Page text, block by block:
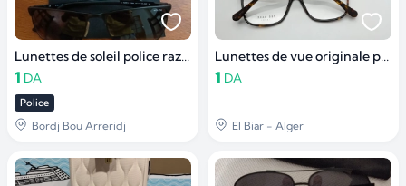
Lunettes de soleil police razor 4
1 DA
Police
Bordj Bou Arreridj
Lunettes de vue originale pour femme
1 DA
El Biar - Alger